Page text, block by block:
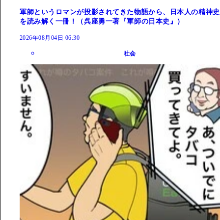
軍師というロマンが投影されてきた物語から、日本人の精神史
を読み解く一冊！（呉座勇一著『軍師の日本史』）
2026年08月04日 06:30
社会